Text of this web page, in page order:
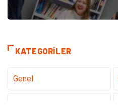
KATEGORILER
Genel